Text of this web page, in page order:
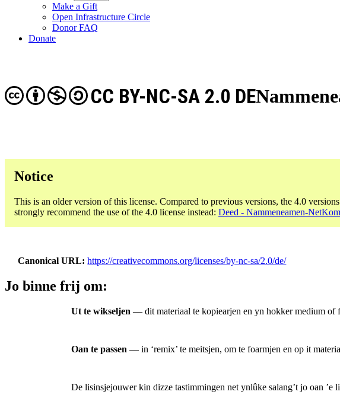
Make a Gift
Open Infrastructure Circle
Donor FAQ
Donate
CC BY-NC-SA 2.0 DE
Notice
This is an older version of this license. Compared to previous versions, the 4.0
strongly recommend the use of the 4.0 license instead: Deed - Nammeneamen-
Canonical URL https://creativecommons.org/licenses/by-nc-sa/2.0/de/
Jo binne frij om:
Ut te wikseljen — dit materiaal te kopiearjen en yn hokker medium of
Oan te passen — in ‘remix’ te meitsjen, om te foarmjen en op it
De lisinsjejouwer kin dizze tastimmingen net ynlûke salang’t jo oan ’e